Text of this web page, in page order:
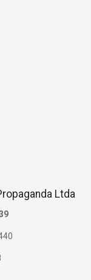
Ltda